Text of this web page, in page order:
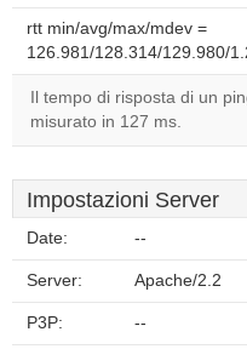
rtt min/avg/max/mdev =
126.981/128.314/129.980/
Il tempo di risposta di un
misurato in 127 ms.
Impostazioni Server
Date: --
Server: Apache/2.2
P3P: --